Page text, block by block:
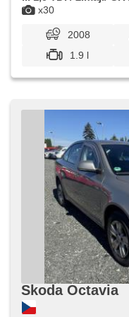
x30
2008
1.9 l
Skoda Octavia